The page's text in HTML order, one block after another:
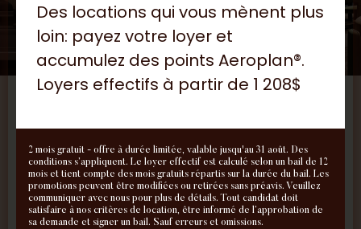
1160 Rue Saint Mathieu, Montréal
Enregistrer Partager
Des locations qui vous mènent plus
loin: payez votre loyer et
accumulez des points Aeroplan®.
Loyers effectifs à partir de 1 208$
2 mois gratuit - offre à durée limitée, valable jusqu'au 31 août. Des
conditions s’appliquent. Le loyer effectif est calculé selon un bail de 12
mois et tient compte des mois gratuits répartis sur la durée du bail. Les
promotions peuvent être modifiées ou retirées sans préavis. Veuillez
communiquer avec nous pour plus de détails. Tout candidat doit
satisfaire à nos critères de location, être informé de l’approbation de
sa demande et signer un bail. Sauf erreurs et omissions.